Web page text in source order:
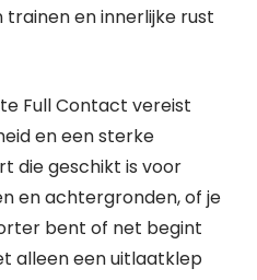
trainen en innerlijke rust
Full Contact vereist
en een sterke
die geschikt is voor
en achtergronden, of je
bent of net begint
alleen een uitlaatklep